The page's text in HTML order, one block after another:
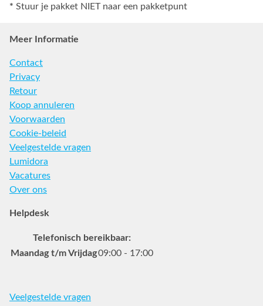
* Stuur je pakket NIET naar een pakketpunt
Meer Informatie
Contact
Privacy
Retour
Koop annuleren
Voorwaarden
Cookie-beleid
Veelgestelde vragen
Lumidora
Vacatures
Over ons
Helpdesk
Telefonisch bereikbaar:
Maandag t/m Vrijdag09:00 - 17:00
Veelgestelde vragen